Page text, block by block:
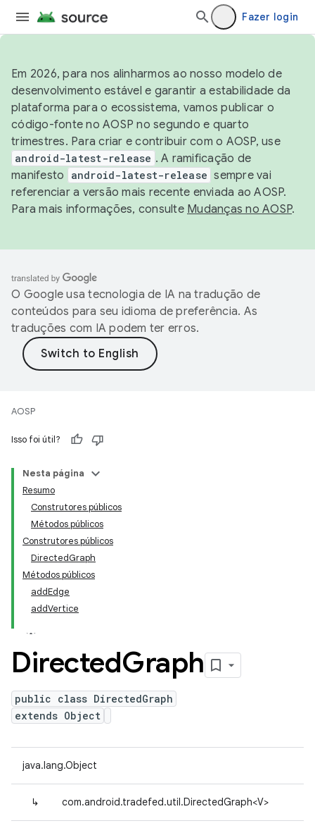
Fazer login
Em 2026, para nos alinharmos ao nosso modelo de
desenvolvimento estável e garantir a estabilidade da
plataforma para o ecossistema, vamos publicar o
código-fonte no AOSP no segundo e quarto
trimestres. Para criar e contribuir com o AOSP, use
android-latest-release . A ramificação de
manifesto
android-latest-release sempre vai
referenciar a versão mais recente enviada ao AOSP.
Para mais informações, consulte Mudanças no AOSP.
O Google usa tecnologia de IA na tradução de
conteúdos para seu idioma de preferência. As
traduções com IA podem ter erros.
AOSP
Isso foi útil?
Nesta página
Resumo
Construtores públicos
Métodos públicos
Construtores públicos
DirectedGraph
Métodos públicos
addEdge
addVertice
DirectedGraph
public class DirectedGraph
extends Object
java.lang.Object
↳ com.android.tradefed.util.DirectedGraph<V>